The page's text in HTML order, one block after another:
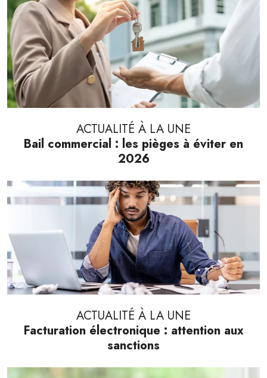
ACTUALITÉ À LA UNE
Bail commercial : les pièges à éviter en
2026
ACTUALITÉ À LA UNE
Facturation électronique : attention aux
sanctions